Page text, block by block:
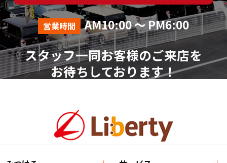
7．その他
本人が容易に認識できない方法による個人情報の取
得は行っておりません。
個人情報に関する相談窓口
（平日AM10:00～PM18:00 ※土、日、祝、年末年始を
営業時間 AM10:00 ～ PM6:00
スタッフ一同お客様のご来店を
お待ちしております！